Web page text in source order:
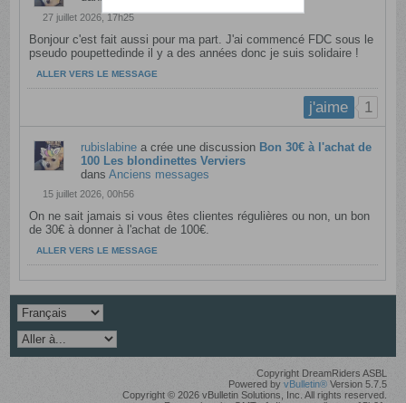
27 juillet 2026, 17h25
Bonjour c'est fait aussi pour ma part. J'ai commencé FDC sous le
pseudo poupettedinde il y a des années donc je suis solidaire !
ALLER VERS LE MESSAGE
j'aime 1
rubislabine a crée une discussion Bon 30€ à l'achat de
100 Les blondinettes Verviers
dansAnciens messages
15 juillet 2026, 00h56
On ne sait jamais si vous êtes clientes régulières ou non, un bon
de 30€ à donner à l'achat de 100€.
ALLER VERS LE MESSAGE
Copyright DreamRiders ASBL
Powered by vBulletin®Version 5.7.5
Copyright © 2026 vBulletin Solutions, Inc. All rights reserved.